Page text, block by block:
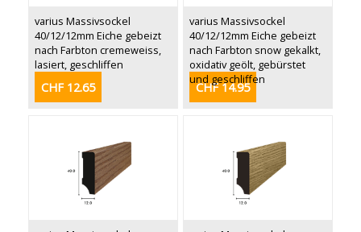
varius Massivsockel
40/12/12mm Eiche gebeizt
nach Farbton cremeweiss,
lasiert, geschliffen
CHF 12.65
varius Massivsockel
40/12/12mm Eiche gebeizt
nach Farbton snow gekalkt,
oxidativ geölt, gebürstet
und geschliffen
CHF 14.95